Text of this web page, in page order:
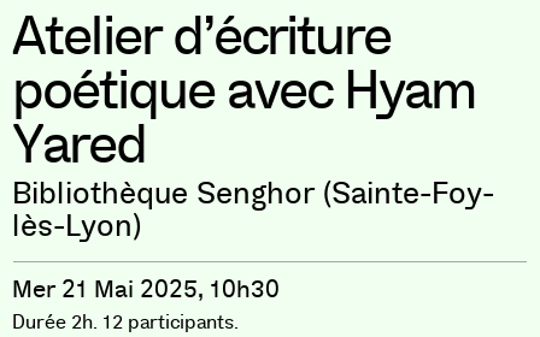
Atelier d’écriture
poétique avec Hyam
Yared
Bibliothèque Senghor (Sainte-Foy-
lès-Lyon)
Mer 21 Mai 2025, 10h30
Durée 2h. 12 participants.